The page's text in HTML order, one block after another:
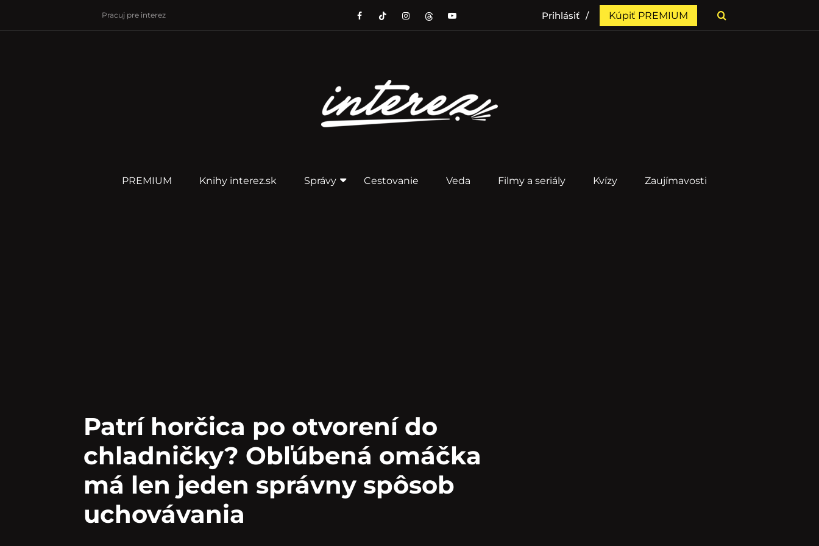
Pracuj pre interez Prihlásiť Kúpiť PREMIUM
PREMIUM Knihy interez.sk Správy Cestovanie Veda Filmy a seriály Kvízy Zaujímavosti
Patrí horčica po otvorení do
chladničky? Obľúbená omáčka
má len jeden správny spôsob
uchovávania